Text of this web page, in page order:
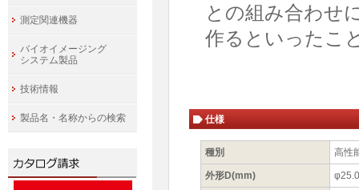
との組み合わせ
作るといったこ
仕様
種別 高性
外形D(mm) φ25.0
測定関連機器
バイオイメージング
システム製品
技術情報
製品名・名称からの検索